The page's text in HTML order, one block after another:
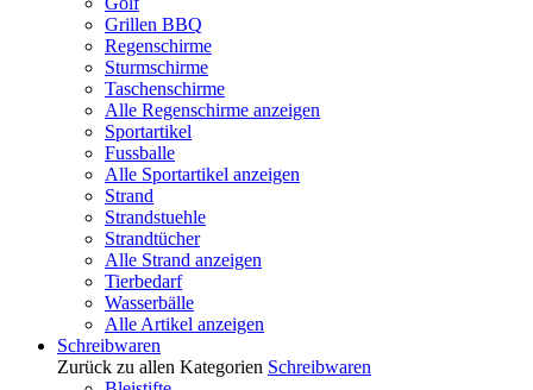
Grillen BBQ
Regenschirme
Sturmschirme
Taschenschirme
Alle Regenschirme anzeigen
Sportartikel
Fussballe
Alle Sportartikel anzeigen
Strand
Strandstuehle
Strandtücher
Alle Strand anzeigen
Tierbedarf
Wasserbälle
Alle Artikel anzeigen
Schreibwaren
Zurück zu allen Kategorien Schreibwaren